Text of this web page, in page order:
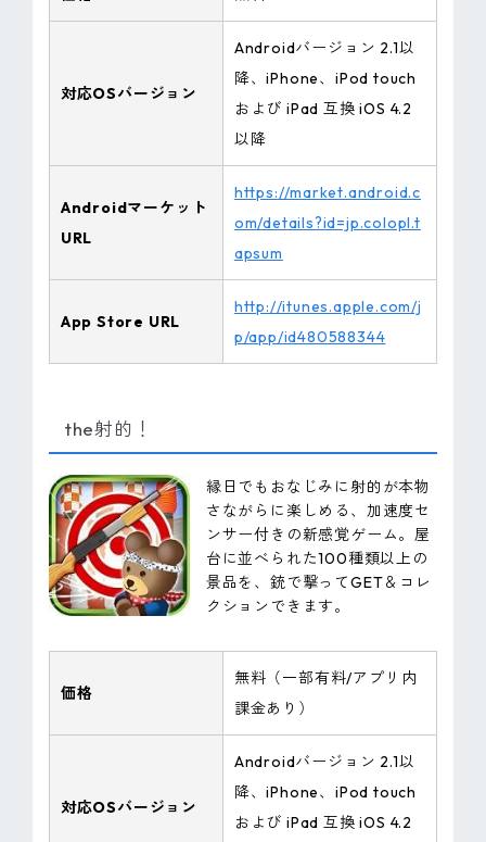
対応OSバージョン
Androidバージョン 2.1以
降、iPhone、iPod touch
および iPad 互換 iOS 4.2
以降
Androidマーケット
URL
https://market.android.c
om/details?id=jp.colopl.t
apsum
App Store URL
http://itunes.apple.com/j
p/app/id480588344
the射的！
縁日でもおなじみに射的が本物
さながらに楽しめる、加速度セ
ンサー付きの新感覚ゲーム。屋
台に並べられた100種類以上の
景品を、銃で撃ってGET＆コレ
クションできます。
価格
無料（一部有料/アプリ内
課金あり）
対応OSバージョン
Androidバージョン 2.1以
降、iPhone、iPod touch
および iPad 互換 iOS 4.2